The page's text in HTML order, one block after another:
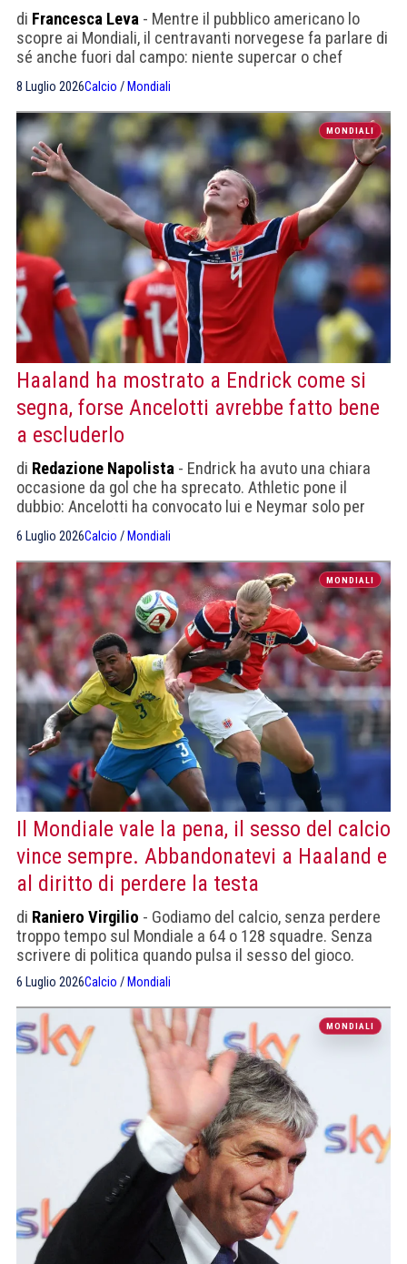
di Francesca Leva - Mentre il pubblico americano lo
scopre ai Mondiali, il centravanti norvegese fa parlare di
sé anche fuori dal campo: niente supercar o chef
stellati, ma una fattoria nel Cheshire, frattaglie e un
rituale quasi monacale.
8 Luglio 2026Calcio / Mondiali
MONDIALI
Haaland ha mostrato a Endrick come si
segna, forse Ancelotti avrebbe fatto bene
a escluderlo
di Redazione Napolista - Endrick ha avuto una chiara
occasione da gol che ha sprecato. Athletic pone il
dubbio: Ancelotti ha convocato lui e Neymar solo per
6 Luglio 2026Calcio / Mondiali
MONDIALI
Il Mondiale vale la pena, il sesso del calcio
vince sempre. Abbandonatevi a Haaland e
al diritto di perdere la testa
di Raniero Virgilio - Godiamo del calcio, senza perdere
troppo tempo sul Mondiale a 64 o 128 squadre. Senza
scrivere di politica quando pulsa il sesso del gioco.
6 Luglio 2026Calcio / Mondiali
MONDIALI